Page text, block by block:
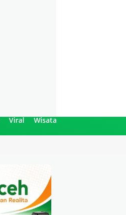
Viral Wisata